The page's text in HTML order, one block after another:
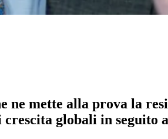
mette alla prova la
globali in seguito